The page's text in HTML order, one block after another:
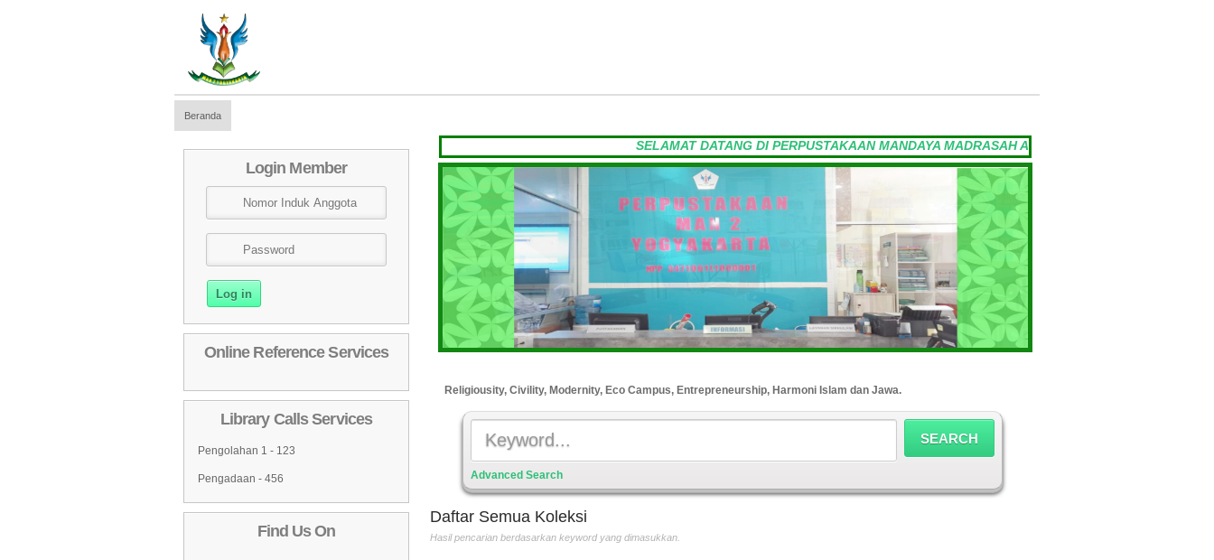
Beranda
Login Member
Online Reference Services
Library Calls Services
Pengolahan 1 - 123
Pengadaan - 456
Find Us On
SELAMAT DATANG DI PERPUSTAKAAN MANDAYA MADRASAH ALIYAH NEGERI 2 YOGYAKARTA
Religiousity, Civility, Modernity, Eco Campus, Entrepreneurship, Harmoni Islam dan Jawa.
Advanced Search
Daftar Semua Koleksi
Hasil pencarian berdasarkan keyword yang dimasukkan.